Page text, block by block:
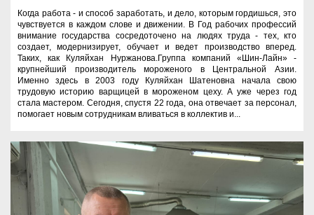
Когда работа - и способ заработать, и дело, которым гордишься, это
чувствуется в каждом слове и движении. В Год рабочих профессий
внимание государства сосредоточено на людях труда - тех, кто
создает, модернизирует, обучает и ведет производство вперед.
Таких, как Куляйхан Нуржанова.Группа компаний «Шин-Лайн» -
крупнейший производитель мороженого в Центральной Азии.
Именно здесь в 2003 году Куляйхан Шатеновна начала свою
трудовую историю варщицей в мороженом цеху. А уже через год
стала мастером. Сегодня, спустя 22 года, она отвечает за персонал,
помогает новым сотрудникам вливаться в коллектив и...